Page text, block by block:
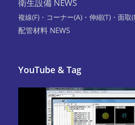
衛生設備 NEWS
複線(F)・コーナー(A)・伸縮(T)・面取
配管材料 NEWS
YouTube & Tag